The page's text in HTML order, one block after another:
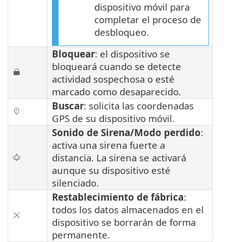
dispositivo móvil para
completar el proceso de
desbloqueo.
Bloquear: el dispositivo se
bloqueará cuando se detecte
actividad sospechosa o esté
marcado como desaparecido.
Buscar: solicita las coordenadas
GPS de su dispositivo móvil.
Sonido de Sirena/Modo perdido:
activa una sirena fuerte a
distancia. La sirena se activará
aunque su dispositivo esté
silenciado.
Restablecimiento de fábrica:
todos los datos almacenados en el
dispositivo se borrarán de forma
permanente.